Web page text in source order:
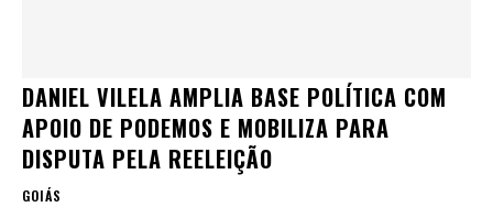
DANIEL VILELA AMPLIA BASE POLÍTICA COM
APOIO DE PODEMOS E MOBILIZA PARA
DISPUTA PELA REELEIÇÃO
GOIÁS